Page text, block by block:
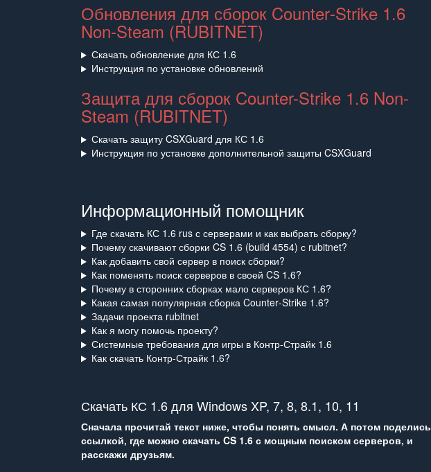
Обновления для сборок Counter‑Strike 1.6
Non‑Steam (RUBITNET)
Скачать обновление для КС 1.6
Инструкция по установке обновлений
Защита для сборок Counter-Strike 1.6 Non-
Steam (RUBITNET)
Скачать защиту CSXGuard для КС 1.6
Инструкция по установке дополнительной защиты CSXGuard
Информационный помощник
Где скачать КС 1.6 rus с серверами и как выбрать сборку?
Почему скачивают сборки CS 1.6 (build 4554) с rubitnet?
Как добавить свой сервер в поиск сборки?
Как поменять поиск серверов в своей CS 1.6?
Почему в сторонних сборках мало серверов КС 1.6?
Какая самая популярная сборка Counter‑Strike 1.6?
Задачи проекта rubitnet
Как я могу помочь проекту?
Системные требования для игры в Контр‑Страйк 1.6
Как скачать Контр‑Страйк 1.6?
Скачать КС 1.6 для Windows XP, 7, 8, 8.1, 10, 11
Сначала прочитай текст ниже, чтобы понять смысл. А потом поделись
ссылкой, где можно скачать CS 1.6 с мощным поиском серверов, и
расскажи друзьям.